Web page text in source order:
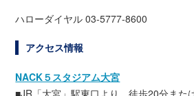
ハローダイヤル 03-5777-8600
アクセス情報
NACK５スタジアム大宮